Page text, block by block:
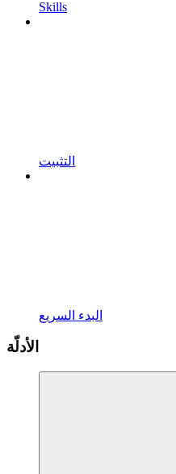
Skills
التثبيت
البدء السريع
الأدلّة